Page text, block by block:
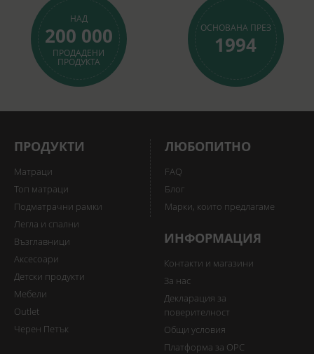
НАД
200 000
ПРОДАДЕНИ
ПРОДУКТА
ОСНОВАНА ПРЕЗ
1994
ПРОДУКТИ
Матраци
Топ матраци
Подматрачни рамки
Легла и спални
Възглавници
Аксесоари
Детски продукти
Мебели
Outlet
Черен Петък
ЛЮБОПИТНО
FAQ
Блог
Марки, които предлагаме
ИНФОРМАЦИЯ
Контакти и магазини
За нас
Декларация за
поверителност
Общи условия
Платформа за ОРС